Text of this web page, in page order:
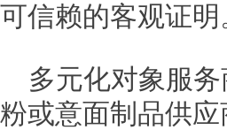
可信赖的客观证明
多元化对象服
粉或意面制品供